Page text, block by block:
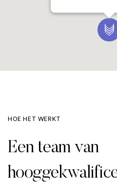
HOE HET WERKT
Een team van